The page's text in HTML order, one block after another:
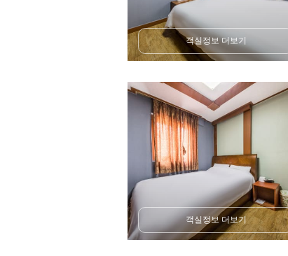
객실정보 더보기
객실정보 더보기